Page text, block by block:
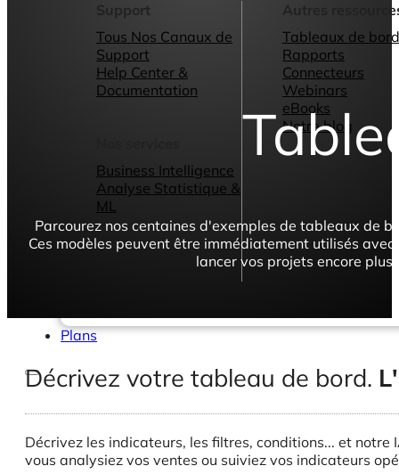
Support
Tous Nos Canaux de
Support
Help Center &
Documentation
Business Intelligence
Analyse Statistique &
ML
Autres
Tableaux de
Rapports
Connecteurs
Webinars
eBooks
Notre blog
Plans
Parcourez nos centaines d'exemples de tableaux de
Ces modèles peuvent être immédiatement utilisés
lancer vos projets encore
Décrivez votre tableau de bord.
Décrivez les indicateurs, les filtres, conditions... et
vous analysiez vos ventes ou suiviez vos indicateurs